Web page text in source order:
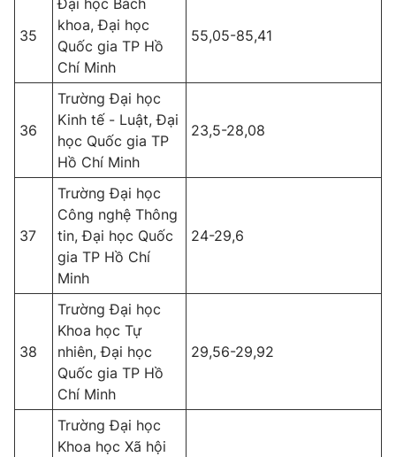
35
Đại học Bách
khoa, Đại học
Quốc gia TP Hồ
Chí Minh
55,05-85,41
36
Trường Đại học
Kinh tế - Luật, Đại
học Quốc gia TP
Hồ Chí Minh
23,5-28,08
37
Trường Đại học
Công nghệ Thông
tin, Đại học Quốc
gia TP Hồ Chí
Minh
24-29,6
38
Trường Đại học
Khoa học Tự
nhiên, Đại học
Quốc gia TP Hồ
Chí Minh
29,56-29,92
Trường Đại học
Khoa học Xã hội